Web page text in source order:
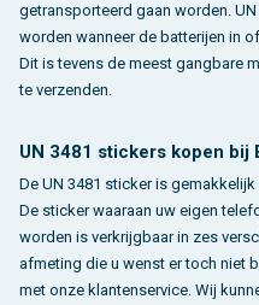
getransporteerd gaan worden.
worden wanneer de batterijen in
Dit is tevens de meest gangbare
te verzenden.
UN 3481 stickers kopen bij
De UN 3481 sticker is gemakkelijk
De sticker waaraan uw eigen
worden is verkrijgbaar in zes
afmeting die u wenst er toch niet
met onze klantenservice. Wij